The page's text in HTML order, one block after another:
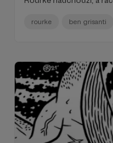
rourke ben grisanti